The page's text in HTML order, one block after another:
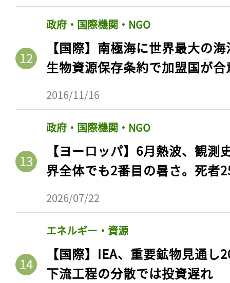
政府・国際機関・NGO
【国際】南極海に世界最大の
生物資源保存条約で加盟国が合
2016/11/16
政府・国際機関・NGO
【ヨーロッパ】6月熱波、観
界全体でも2番目の暑さ。死者
2026/07/22
エネルギー・資源
【国際】IEA、重要鉱物見通
下流工程の分散では投資遅れ
記事をお気に入りに
ログインが必
ログイン
会員登録